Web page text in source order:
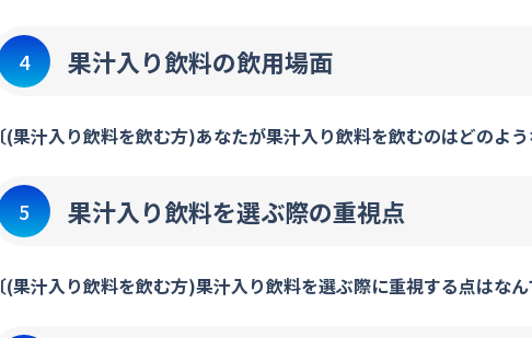
4 果汁入り飲料の飲用場面
〔(果汁入り飲料を飲む方)あなたが果汁入り飲料を飲むのはどのよ
5 果汁入り飲料を選ぶ際の重視点
〔(果汁入り飲料を飲む方)果汁入り飲料を選ぶ際に重視する点はな